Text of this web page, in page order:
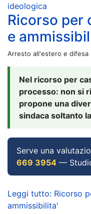
ideologica
Ricorso per
e
Arresto all'estero e difesa
Nel ricorso per
processo: non si
propone una
sindaca soltanto
Serve una
669 3954 —
Leggi tutto: Ricorso
ammissibilita'